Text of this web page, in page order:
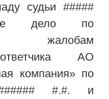
судьи #####
дело по
жалобам
АО
компания» по
#.#. и